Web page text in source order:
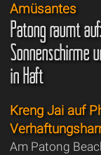
Amüsantes
Patong räumt auf:
Sonnenschirme
in Haft
Kreng Jai auf
Am Patong